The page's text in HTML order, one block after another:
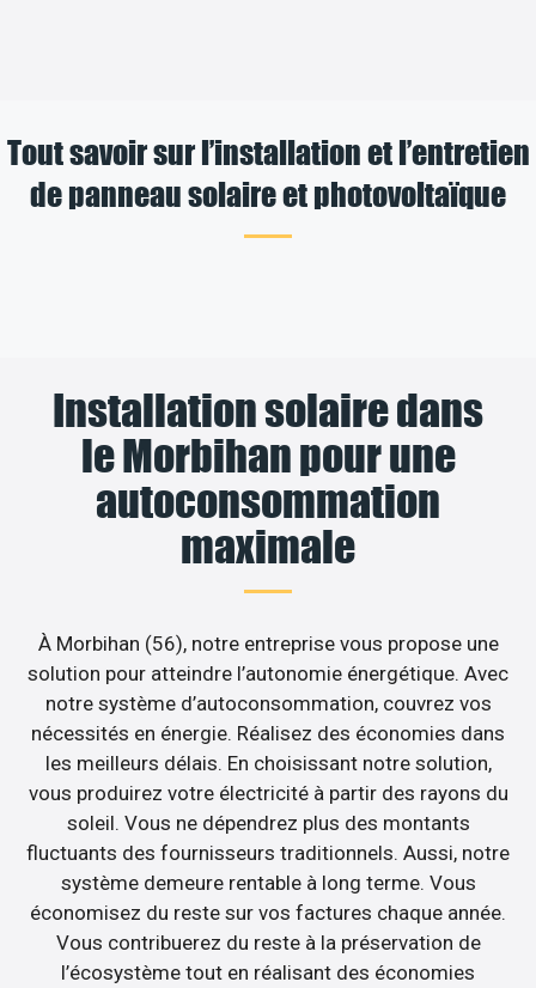
Tout savoir sur l’installation et l’entretien
de panneau solaire et photovoltaïque
Installation solaire dans
le Morbihan pour une
autoconsommation
maximale
À Morbihan (56), notre entreprise vous propose une
solution pour atteindre l’autonomie énergétique. Avec
notre système d’autoconsommation, couvrez vos
nécessités en énergie. Réalisez des économies dans
les meilleurs délais. En choisissant notre solution,
vous produirez votre électricité à partir des rayons du
soleil. Vous ne dépendrez plus des montants
fluctuants des fournisseurs traditionnels. Aussi, notre
système demeure rentable à long terme. Vous
économisez du reste sur vos factures chaque année.
Vous contribuerez du reste à la préservation de
l’écosystème tout en réalisant des économies